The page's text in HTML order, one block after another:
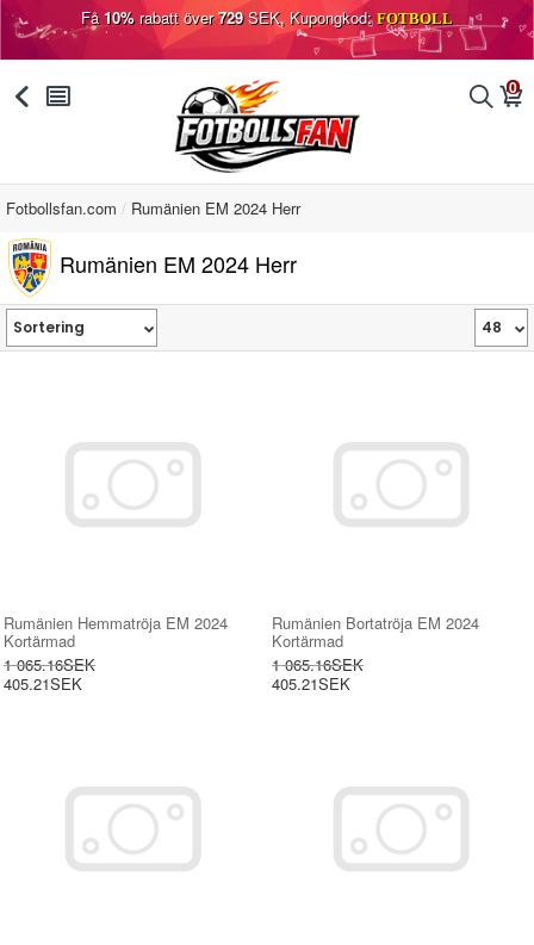
Få10%rabatt över729SEK, Kupongkod: FOTBOLL
󰅯 󰂩 󰂨 0
󰃦
Fotbollsfan.com Rumänien EM 2024 Herr
Rumänien EM 2024 Herr
Rumänien Hemmatröja EM 2024
Kortärmad
1 065.16SEK
405.21SEK
Rumänien Bortatröja EM 2024
Kortärmad
1 065.16SEK
405.21SEK